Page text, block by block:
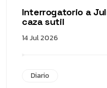
Interrogatorio a
caza sutil
14 Jul 2026
Diario